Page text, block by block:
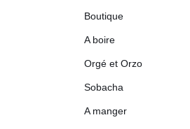
Boutique
A boire
Orgé et Orzo
Sobacha
A manger